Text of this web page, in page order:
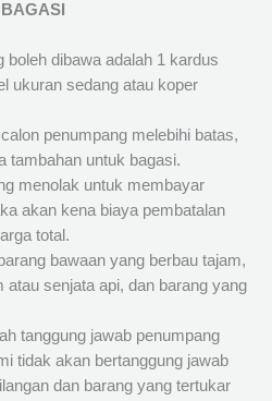
boleh dibawa adalah 1 kardus
ukuran sedang atau koper
penumpang melebihi batas,
tambahan untuk bagasi.
menolak untuk membayar
akan kena biaya pembatalan
total.
bawaan yang berbau tajam,
atau senjata api, dan barang yang
tanggung jawab penumpang
tidak akan bertanggung jawab
dan barang yang tertukar